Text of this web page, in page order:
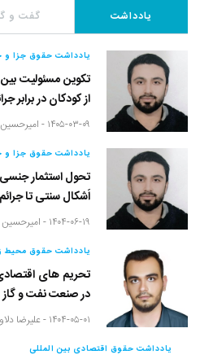
یادداشت گفت و
یادداشت حقوق جزا و
تکوین مسئولیت
از کودکان در برابر
۱۴۰۵-۰۳-۰۹ -
یادداشت حقوق جزا و
تحول استثمار جنسی
اَشکال سنتی تا
۱۴۰۴-۰۶-۱۹ - امیرحسین
یادداشت حقوق محیط
تحریم های
در صنعت نفت و گاز
۱۴۰۴-۰۵-۰۱ - علیرضا
یادداشت حقوق اقتصادی بین المللی